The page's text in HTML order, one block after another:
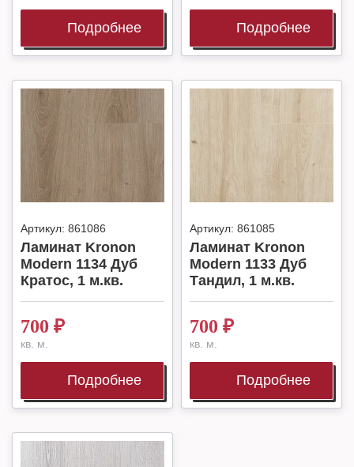
Подробнее Подробнее
Артикул: 861086
Ламинат Kronon
Modern 1134 Дуб
Кратос, 1 м.кв.
700 ₽
кв. м.
Подробнее
Артикул: 861085
Ламинат Kronon
Modern 1133 Дуб
Тандил, 1 м.кв.
700 ₽
кв. м.
Подробнее